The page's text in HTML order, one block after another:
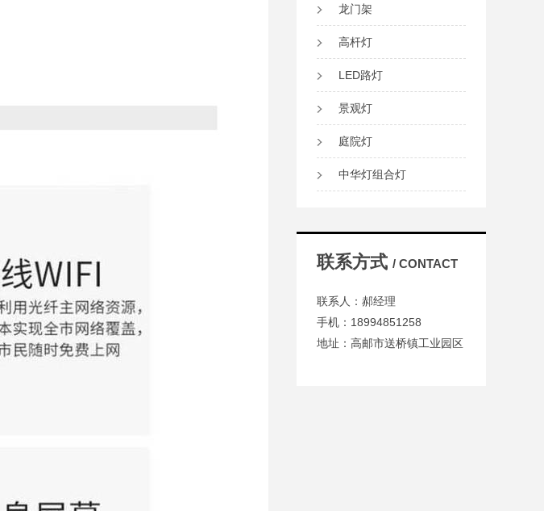
龙门架
高杆灯
LED路灯
景观灯
庭院灯
中华灯组合灯
联系方式 / CONTACT
联系人：郝经理
手机：18994851258
地址：高邮市送桥镇工业园区